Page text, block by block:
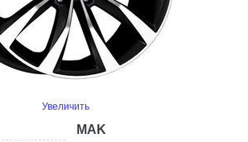
Увеличить
MAK